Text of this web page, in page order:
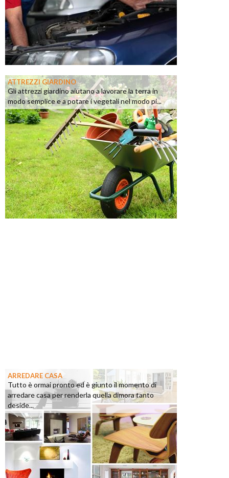
ATTREZZI GIARDINO
Gli attrezzi giardino aiutano a lavorare la terra in
modo semplice e a potare i vegetali nel modo pi...
ARREDARE CASA
Tutto è ormai pronto ed è giunto il momento di
arredare casa per renderla quella dimora tanto
deside...